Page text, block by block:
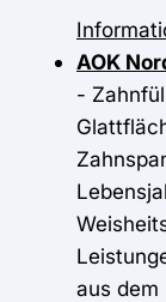
AOK
-
aus dem